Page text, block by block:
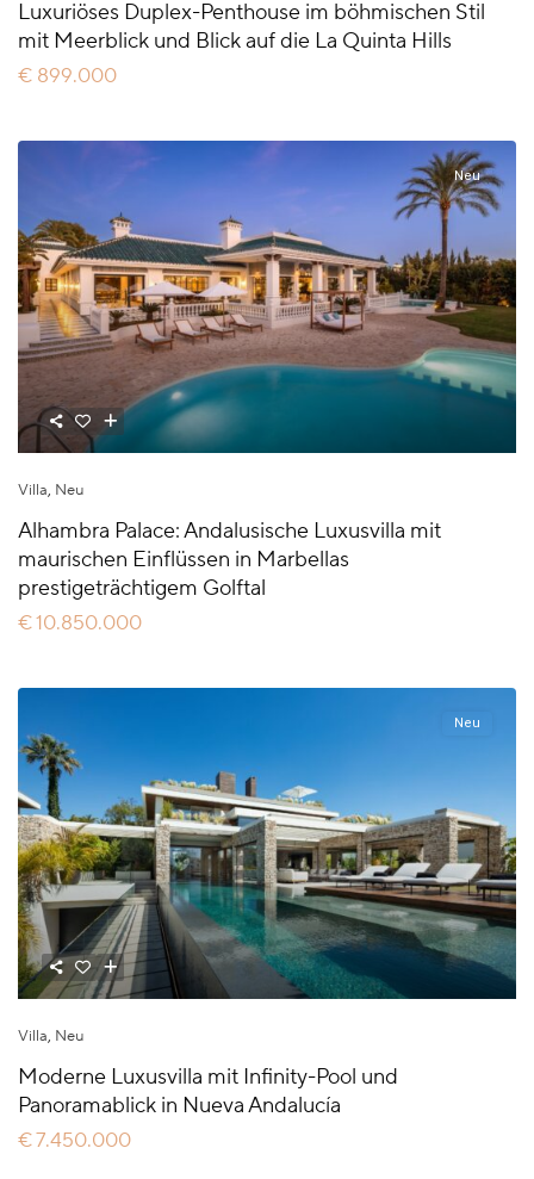
Luxuriöses Duplex-Penthouse im böhmischen Stil
mit Meerblick und Blick auf die La Quinta Hills
€ 899.000
Neu
Villa, Neu
Alhambra Palace: Andalusische Luxusvilla mit
maurischen Einflüssen in Marbellas
prestigeträchtigem Golftal
€ 10.850.000
Neu
Villa, Neu
Moderne Luxusvilla mit Infinity-Pool und
Panoramablick in Nueva Andalucía
€ 7.450.000